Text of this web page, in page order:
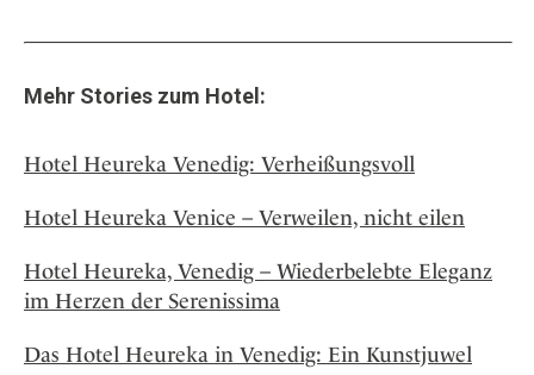
Mehr Stories zum Hotel:
Hotel Heureka Venedig: Verheißungsvoll
Hotel Heureka Venice – Verweilen, nicht eilen
Hotel Heureka, Venedig – Wiederbelebte Eleganz
im Herzen der Serenissima
Das Hotel Heureka in Venedig: Ein Kunstjuwel